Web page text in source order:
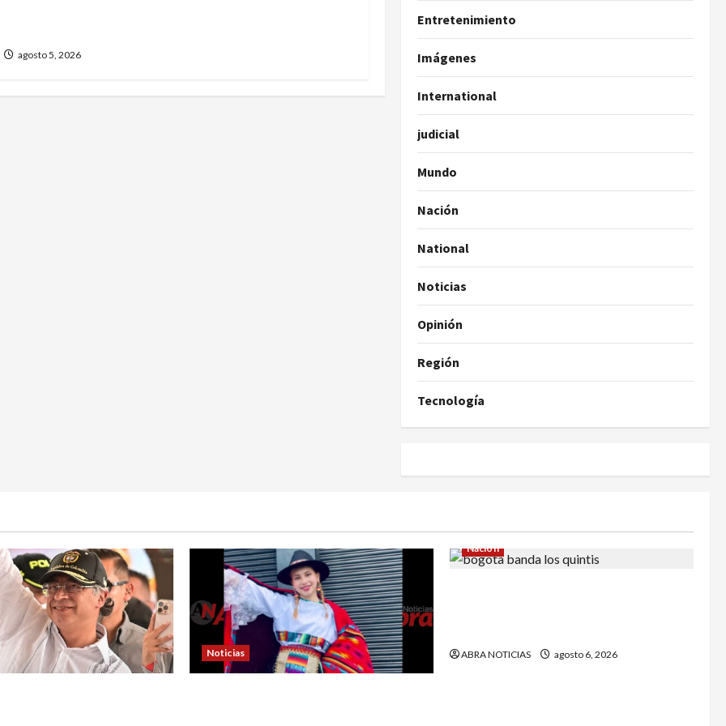
agosto 5, 2026
Entretenimiento
Imágenes
International
judicial
Mundo
Nación
National
Noticias
Opinión
Región
Tecnología
Noticias
Nación
ABRA NOTICIAS agosto 6, 2026